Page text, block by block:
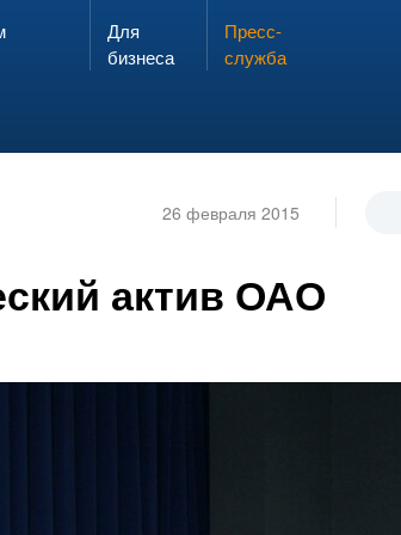
Запах газа?
ЗВОНИ 104
Для
бизнеса
Пресс-
служба
26 февраля 2015
актив ОАО